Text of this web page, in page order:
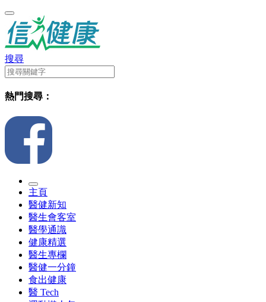
搜尋
熱門搜尋：
主頁
醫健新知
醫生會客室
醫學通識
健康精選
醫生專欄
醫健一分鐘
食出健康
醫 Tech